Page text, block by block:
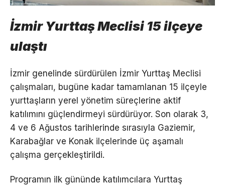
İzmir Yurttaş Meclisi 15 ilçeye
ulaştı
İzmir genelinde sürdürülen İzmir Yurttaş Meclisi
çalışmaları, bugüne kadar tamamlanan 15 ilçeyle
yurttaşların yerel yönetim süreçlerine aktif
katılımını güçlendirmeyi sürdürüyor. Son olarak 3,
4 ve 6 Ağustos tarihlerinde sırasıyla Gaziemir,
Karabağlar ve Konak ilçelerinde üç aşamalı
çalışma gerçekleştirildi.
Programın ilk gününde katılımcılara Yurttaş